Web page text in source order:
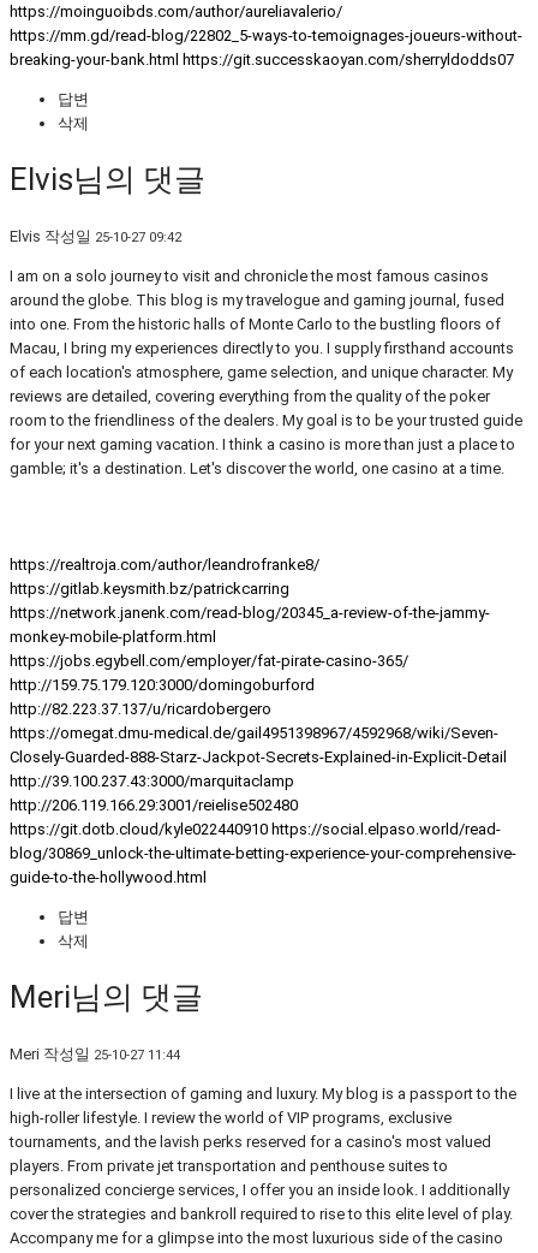
https://moinguoibds.com/author/aureliavalerio/
https://mm.gd/read-blog/22802_5-ways-to-temoignages-joueurs-without-
breaking-your-bank.html https://git.successkaoyan.com/sherryldodds07
답변
삭제
Elvis님의 댓글
Elvis 작성일 25-10-27 09:42
I am on a solo journey to visit and chronicle the most famous casinos
around the globe. This blog is my travelogue and gaming journal, fused
into one. From the historic halls of Monte Carlo to the bustling floors of
Macau, I bring my experiences directly to you. I supply firsthand accounts
of each location's atmosphere, game selection, and unique character. My
reviews are detailed, covering everything from the quality of the poker
room to the friendliness of the dealers. My goal is to be your trusted guide
for your next gaming vacation. I think a casino is more than just a place to
gamble; it's a destination. Let's discover the world, one casino at a time.
https://realtroja.com/author/leandrofranke8/
https://gitlab.keysmith.bz/patrickcarring
https://network.janenk.com/read-blog/20345_a-review-of-the-jammy-
monkey-mobile-platform.html
https://jobs.egybell.com/employer/fat-pirate-casino-365/
http://159.75.179.120:3000/domingoburford
http://82.223.37.137/u/ricardobergero
https://omegat.dmu-medical.de/gail4951398967/4592968/wiki/Seven-
Closely-Guarded-888-Starz-Jackpot-Secrets-Explained-in-Explicit-Detail
http://39.100.237.43:3000/marquitaclamp
http://206.119.166.29:3001/reielise502480
https://git.dotb.cloud/kyle022440910 https://social.elpaso.world/read-
blog/30869_unlock-the-ultimate-betting-experience-your-comprehensive-
guide-to-the-hollywood.html
답변
삭제
Meri님의 댓글
Meri 작성일 25-10-27 11:44
I live at the intersection of gaming and luxury. My blog is a passport to the
high-roller lifestyle. I review the world of VIP programs, exclusive
tournaments, and the lavish perks reserved for a casino's most valued
players. From private jet transportation and penthouse suites to
personalized concierge services, I offer you an inside look. I additionally
cover the strategies and bankroll required to rise to this elite level of play.
Accompany me for a glimpse into the most luxurious side of the casino